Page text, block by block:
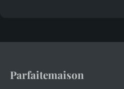
Parfaitemaison